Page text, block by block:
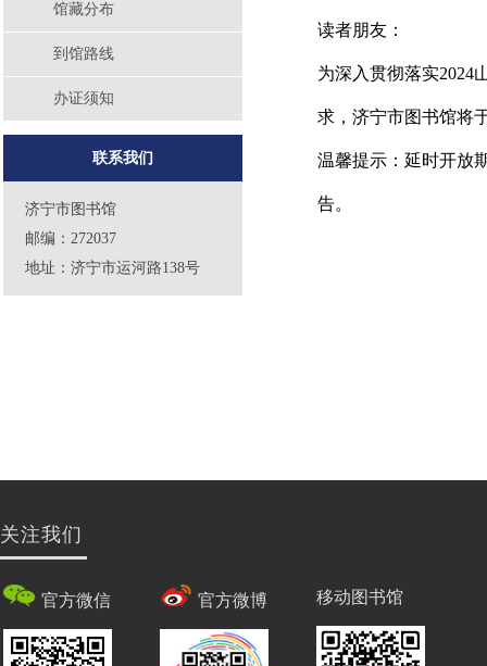
馆藏分布
到馆路线
办证须知
联系我们
济宁市图书馆
邮编：272037
地址：济宁市运河路138号
读者朋友：
为深入贯彻落实2024
求，济宁市图书馆将
温馨提示：延时开放
告。
关注我们
官方微信 官方微博 移动图书馆